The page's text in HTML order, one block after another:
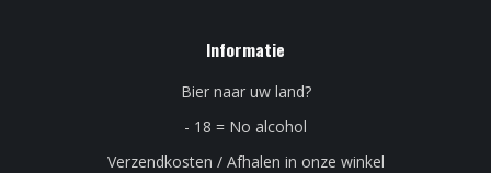
Informatie
Bier naar uw land?
- 18 = No alcohol
Verzendkosten / Afhalen in onze winkel